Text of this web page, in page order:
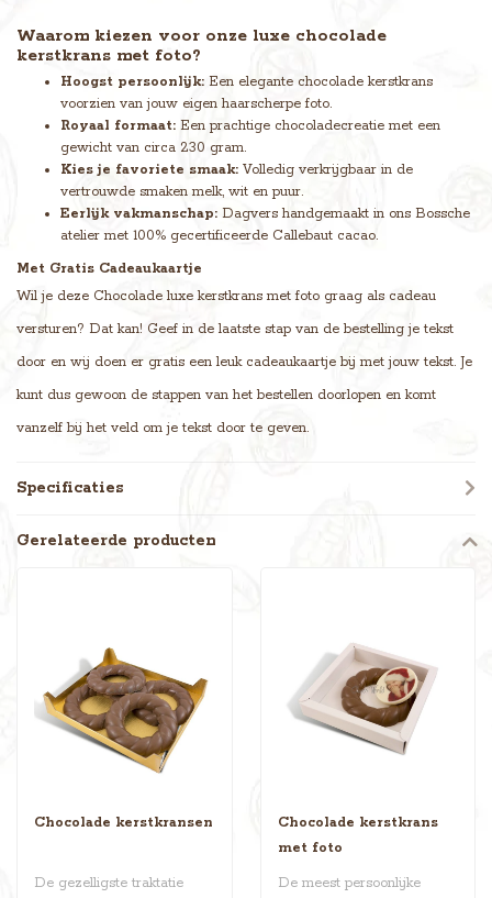
Waarom kiezen voor onze luxe chocolade
kerstkrans met foto?
Hoogst persoonlijk: Een elegante chocolade kerstkrans
voorzien van jouw eigen haarscherpe foto.
Royaal formaat: Een prachtige chocoladecreatie met een
gewicht van circa 230 gram.
Kies je favoriete smaak: Volledig verkrijgbaar in de
vertrouwde smaken melk, wit en puur.
Eerlijk vakmanschap: Dagvers handgemaakt in ons Bossche
atelier met 100% gecertificeerde Callebaut cacao.
Met Gratis Cadeaukaartje
Wil je deze Chocolade luxe kerstkrans met foto graag als cadeau
versturen? Dat kan! Geef in de laatste stap van de bestelling je tekst
door en wij doen er gratis een leuk cadeaukaartje bij met jouw tekst. Je
kunt dus gewoon de stappen van het bestellen doorlopen en komt
vanzelf bij het veld om je tekst door te geven.
Specificaties
Gerelateerde producten
Chocolade kerstkransen
De gezelligste traktatie
Chocolade kerstkrans
met foto
De meest persoonlijke